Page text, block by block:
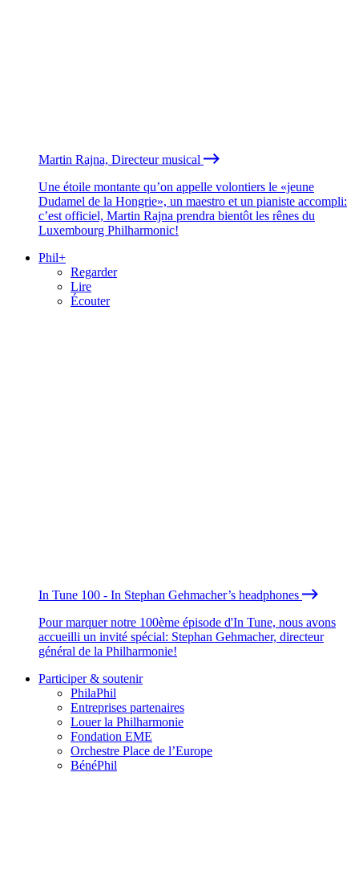
Martin Rajna, Directeur musical
Une étoile montante qu’on appelle volontiers le «jeune
Dudamel de la Hongrie», un maestro et un pianiste accompli:
c’est officiel, Martin Rajna prendra bientôt les rênes du
Luxembourg Philharmonic!
Phil+
Regarder
Lire
Écouter
In Tune 100 - In Stephan Gehmacher’s headphones
Pour marquer notre 100ème épisode d'In Tune, nous avons
accueilli un invité spécial: Stephan Gehmacher, directeur
général de la Philharmonie!
Participer & soutenir
PhilaPhil
Entreprises partenaires
Louer la Philharmonie
Fondation EME
Orchestre Place de l’Europe
BénéPhil